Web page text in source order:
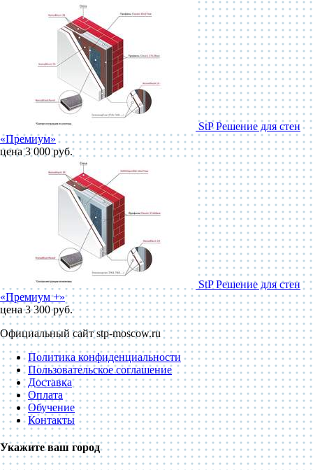
StP Решение для стен
«Премиум»
цена 3 000 руб.
StP Решение для стен
«Премиум +»
цена 3 300 руб.
Официальный сайт stp-moscow.ru
Политика конфиденциальности
Пользовательское соглашение
Доставка
Оплата
Обучение
Контакты
Укажите ваш город